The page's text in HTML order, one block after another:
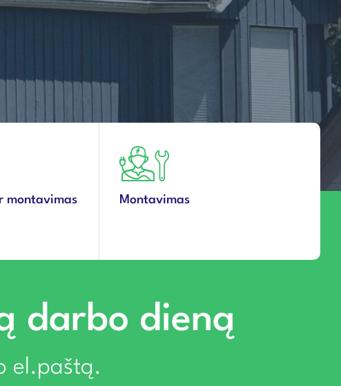
montavimas Montavimas
darbo dieną
el.paštą.